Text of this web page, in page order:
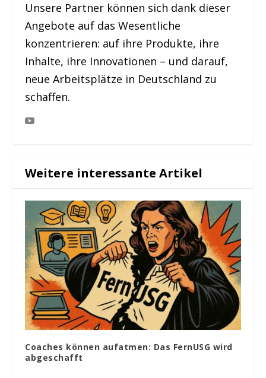
Unsere Partner können sich dank dieser
Angebote auf das Wesentliche
konzentrieren: auf ihre Produkte, ihre
Inhalte, ihre Innovationen – und darauf,
neue Arbeitsplätze in Deutschland zu
schaffen.
Weitere interessante Artikel
Coaches können aufatmen: Das FernUSG wird
abgeschafft